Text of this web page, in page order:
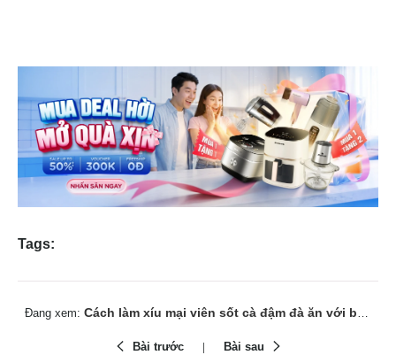
Tags:
Đang xem: Cách làm xíu mại viên sốt cà đậm đà ăn với bánh mì
Bài trước Bài sau